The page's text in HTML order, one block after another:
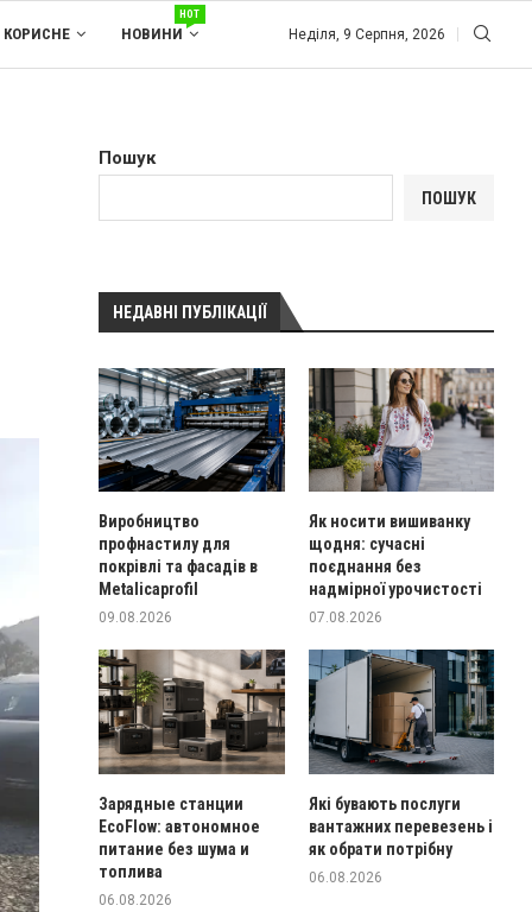
КОРИСНЕ НОВИНИ
HOT
Неділя, 9 Серпня, 2026
Пошук
ПОШУК
НЕДАВНІ ПУБЛІКАЦІЇ
Виробництво
профнастилу для
покрівлі та фасадів в
Metalicaprofil
09.08.2026
Як носити вишиванку
щодня: сучасні
поєднання без
надмірної урочистості
07.08.2026
Зарядные станции
EcoFlow: автономное
питание без шума и
топлива
06.08.2026
Які бувають послуги
вантажних перевезень і
як обрати потрібну
06.08.2026